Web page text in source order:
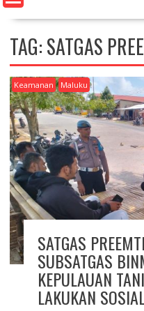
n
TAG:SATGAS
Keamanan Maluku
SATGAS
SUBSATGAS
KEPULAUAN
LAKUKAN